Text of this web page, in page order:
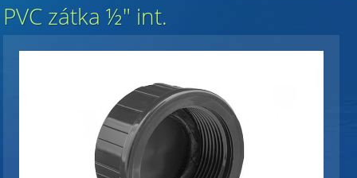
PVC zátka ½" int.